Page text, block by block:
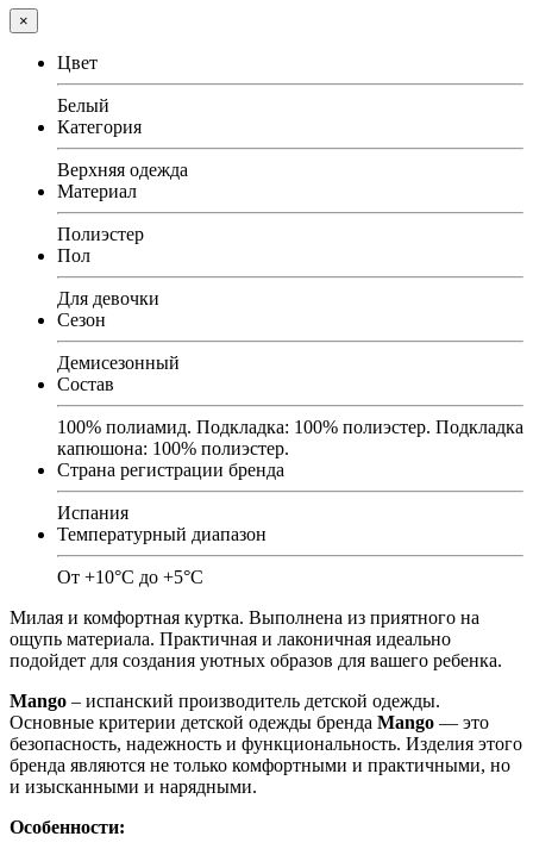
×
Цвет
Белый
Категория
Верхняя одежда
Материал
Полиэстер
Пол
Для девочки
Сезон
Демисезонный
Состав
100% полиамид. Подкладка: 100% полиэстер. Подкладка
капюшона: 100% полиэстер.
Страна регистрации бренда
Испания
Температурный диапазон
От +10°C до +5°C
Милая и комфортная куртка. Выполнена из приятного на
ощупь материала. Практичная и лаконичная идеально
подойдет для создания уютных образов для вашего ребенка.
Mango – испанский производитель детской одежды.
Основные критерии детской одежды бренда Mango — это
безопасность, надежность и функциональность. Изделия этого
бренда являются не только комфортными и практичными, но
и изысканными и нарядными.
Особенности: